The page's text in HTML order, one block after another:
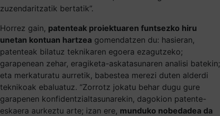
zuzendaritzatik bertatik”.
Horrez gain, patenteak proiektuaren funtsezko hiru
unetan kontuan hartzea gomendatzen du: hasieran,
patenteak bilatuz teknikaren egoera ezagutzeko;
garapenean zehar, eragiketa-askatasunaren analisi batekin;
eta merkaturatu aurretik, babestea merezi duten alderdi
teknikoak ebaluatuz. “Zorrotz jokatu behar dugu gure
garapenen konfidentzialtasunarekin, dagokion patente-
eskaera aurkeztu arte; izan ere, munduko nobedadea da